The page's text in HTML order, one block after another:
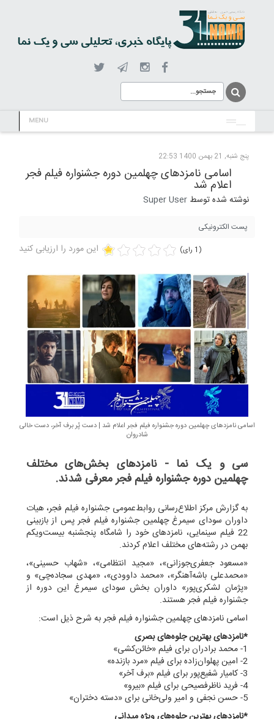
MENU
پنج شنبه, 21 بهمن 1400 22:53
اسامی نامزدهای چهلمین دوره جشنواره فیلم فجر
اعلام شد
نوشته شده توسط Super User
پست الکترونیکی
این مورد را ارزیابی کنید (1 رای)
اسامی نامزدهای چهلمین دوره جشنواره فیلم فجر اعلام شد | دست پُر برف آخر، دست خالی
شادروان
سی و یک نما - نامزدهای بخش‌های مختلف
چهلمین دوره جشنواره فیلم فجر معرفی شدند.
به گزارش مرکز اطلاع‌رسانی روابط‌عمومی جشنواره فیلم فجر، هیات
داوران سودای سیمرغ چهلمین جشنواره فیلم فجر پس از بازبینی
22 فیلم سینمایی، نامزدهای خود را شامگاه پنجشنبه بیست‌ویکم
بهمن‌ در رشته‌های مختلف اعلام کردند.
«مسعود جعفری‌جوزانی»، «مجید انتظامی»، «شهاب حسینی»،
«محمدعلی باشه‌آهنگر»، «محمد داوودی»، «مهدی سجاده‌چی» و
«پژمان لشکری‌پور» داوران بخش سودای سیمرغ این دوره از
جشنواره فیلم فجر هستند.
اسامی نامزدهای چهلمین جشنواره فیلم فجر به شرح ذیل است:
*نامزدهای بهترین جلوه‌های بصری
1- محمد برادران برای فیلم «خائن‌کشی»
2- امین پهلوان‌زاده برای فیلم «مرد بازنده»
3- کامیار شفیع‌پور برای فیلم «برف آخر»
4- فرید ناظرفصیحی برای فیلم «بیرو»
5- حسن نجفی و امیر ولی‌خانی برای «دسته دختران»